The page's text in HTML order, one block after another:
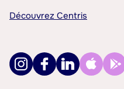
Découvrez Centris